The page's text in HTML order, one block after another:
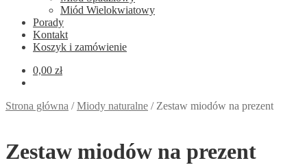
Miód Wielokwiatowy
Porady
Kontakt
Koszyk i zamówienie
0,00 zł
Strona główna /Miody naturalne / Zestaw miodów na prezent
Zestaw miodów na prezent